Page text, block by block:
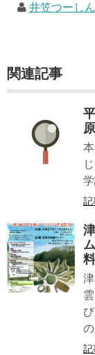
井笠つーしん
関連記事
記
記